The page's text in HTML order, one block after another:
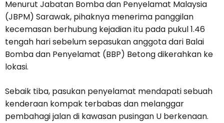
Menurut Jabatan Bomba dan Penyelamat Malaysia
(JBPM) Sarawak, pihaknya menerima panggilan
kecemasan berhubung kejadian itu pada pukul 1.46
tengah hari sebelum sepasukan anggota dari Balai
Bomba dan Penyelamat (BBP) Betong dikerahkan ke
lokasi.
Sebaik tiba, pasukan penyelamat mendapati sebuah
kenderaan kompak terbabas dan melanggar
pembahagi jalan di kawasan pusingan U berkenaan.